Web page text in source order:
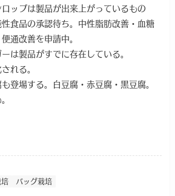
ップは製品が出来上がっているもの
食品の承認待ち。中性脂肪改善・血糖
通改善を申請中。
は製品がすでに存在している。
れる。
登場する。白豆腐・赤豆腐・黒豆腐。
バッグ栽培